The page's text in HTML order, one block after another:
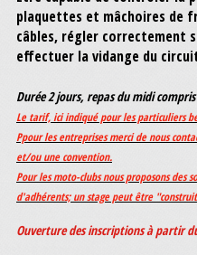
plaquettes et mâchoires de
câbles, régler correctement
effectuer la vidange du
Durée2jours, repas du midi
Le tarif, ici indiqué pour les particuliers
Ppour lesentreprisesmerci de nous
et/ou une convention.
Pour lesmoto-clubsnous proposons des
d'adhérents; un stage peut être
Ouverture des inscriptions à partir